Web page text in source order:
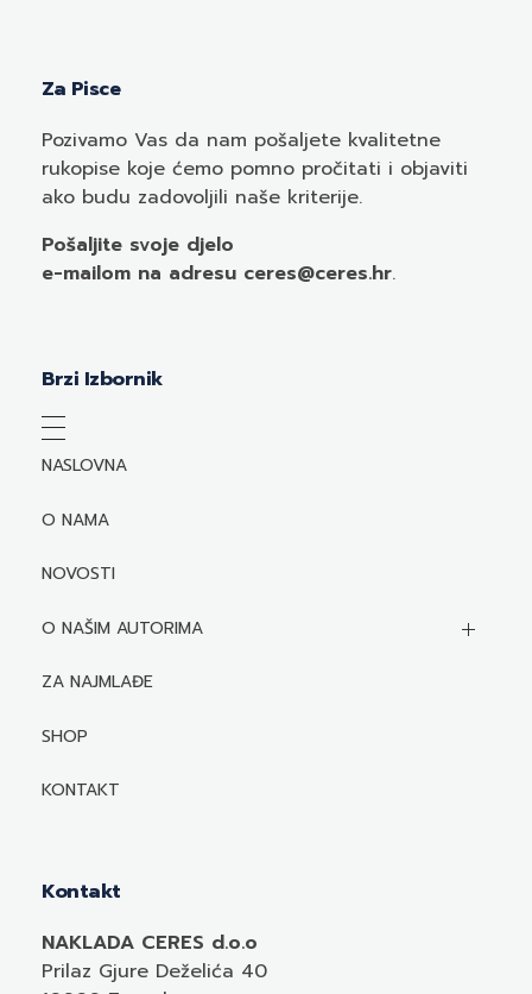
Za Pisce
Pozivamo Vas da nam pošaljete kvalitetne
rukopise koje ćemo pomno pročitati i objaviti
ako budu zadovoljili naše kriterije.
Pošaljite svoje djelo
e-mailom na adresu ceres@ceres.hr.
Brzi Izbornik
NASLOVNA
O NAMA
NOVOSTI
O NAŠIM AUTORIMA
Biografije autora
Mediji o autorima i njihovim naslovima
ZA NAJMLAĐE
SHOP
KONTAKT
Kontakt
NAKLADA CERES d.o.o
Prilaz Gjure Deželića 40